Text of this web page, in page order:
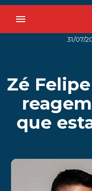
menu
31/07/
Zé
que